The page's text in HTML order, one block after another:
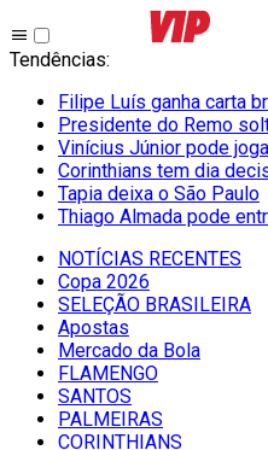
Tendências:
Filipe Luís ganha carta
Presidente do Remo
Vinícius Júnior pode
Corinthians tem dia
Tapia deixa o São Paulo
Thiago Almada pode
NOTÍCIAS RECENTES
Copa 2026
SELEÇÃO BRASILEIRA
Apostas
Mercado da Bola
FLAMENGO
SANTOS
PALMEIRAS
CORINTHIANS